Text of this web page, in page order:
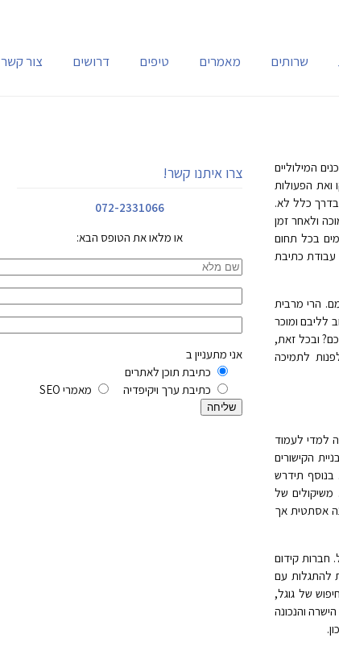
שרותים מאמרים טיפים דרושים צור קשר
המילוליים
הפעולות
בדרך כלל לא.
ולאחר זמן
בכל תחום
עבודת כתיבת
הרי מרבית
לליבם ומוכר
ובכל זאת,
לתמיכה
למדי לעמוד
הקישורים
בנוסף תידרש
משיקולים של
אסתטית אך
חברות קידום
להתגלות עם
של גוגל,
והנכונה
צרו איתנו קשר!
072-2331066
או מלאו את הטופס הבא:
אני מתעניין ב
כתיבת תוכן לאתרים
כתיבת ערך ויקיפדיה
מאמרי SEO